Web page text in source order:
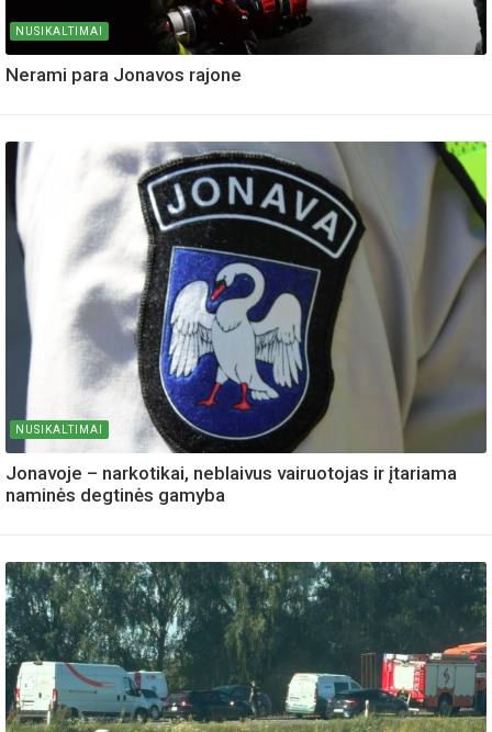
NUSIKALTIMAI
Nerami para Jonavos rajone
NUSIKALTIMAI
Jonavoje – narkotikai, neblaivus vairuotojas ir įtariama
naminės degtinės gamyba